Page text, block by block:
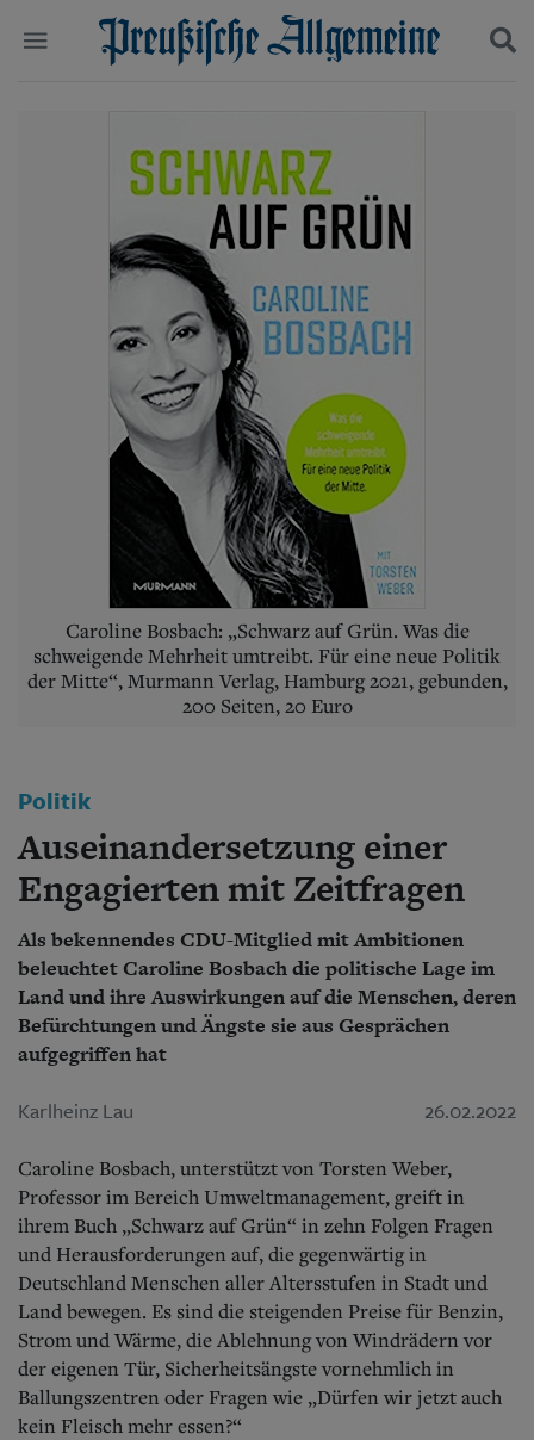
Start
Wer wir sind
Aktuelle Ausgabe
Abonnenten-Login
Abonnent werden
Abo Prämien
Archiv
Mediadaten
Kultur
Wirtschaft
Panorama
Gesellschaft
Leben
Geschichte
Ostpreußen
Pommern
Berlin-Brandenburg
Schlesien
Danzig und Westpreußen
Bücher
Kontakt
Caroline Bosbach: „Schwarz auf Grün. Was die
schweigende Mehrheit umtreibt. Für eine neue Politik
der Mitte“, Murmann Verlag, Hamburg 2021, gebunden,
200 Seiten, 20 Euro
Politik
Auseinandersetzung einer
Engagierten mit Zeitfragen
Als bekennendes CDU-Mitglied mit Ambitionen
beleuchtet Caroline Bosbach die politische Lage im
Land und ihre Auswirkungen auf die Menschen, deren
Befürchtungen und Ängste sie aus Gesprächen
aufgegriffen hat
Karlheinz Lau 26.02.2022
Caroline Bosbach, unterstützt von Torsten Weber,
Professor im Bereich Umweltmanagement, greift in
ihrem Buch „Schwarz auf Grün“ in zehn Folgen Fragen
und Herausforderungen auf, die gegenwärtig in
Deutschland Menschen aller Altersstufen in Stadt und
Land bewegen. Es sind die steigenden Preise für Benzin,
Strom und Wärme, die Ablehnung von Windrädern vor
der eigenen Tür, Sicherheitsängste vornehmlich in
Ballungszentren oder Fragen wie „Dürfen wir jetzt auch
kein Fleisch mehr essen?“